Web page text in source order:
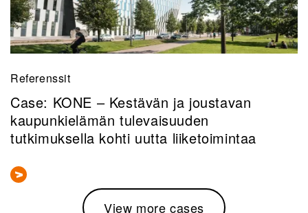
Referenssit
Case: KONE – Kestävän ja joustavan
kaupunkielämän tulevaisuuden
tutkimuksella kohti uutta liiketoimintaa
View more cases